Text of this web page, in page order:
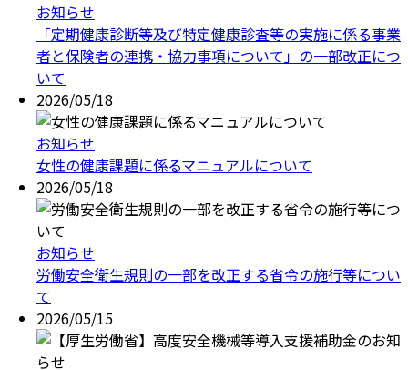
お知らせ
「定期健康診断等及び特定健康診査等の実施に係る事業
者と保険者の連携・協力事項について」の一部改正につ
いて
2026/05/18
お知らせ
女性の健康課題に係るマニュアルについて
2026/05/18
お知らせ
労働安全衛生規則の一部を改正する省令の施行等につい
て
2026/05/15